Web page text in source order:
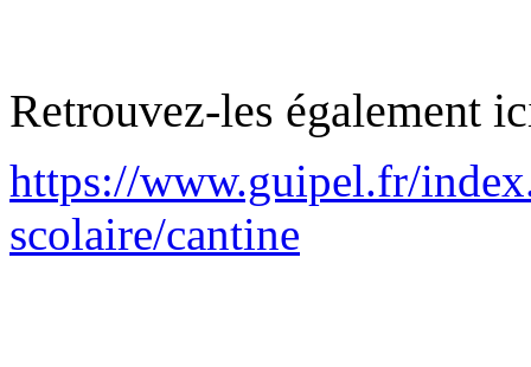
Retrouvez-les également
https://www.guipel.fr/
scolaire/cantine